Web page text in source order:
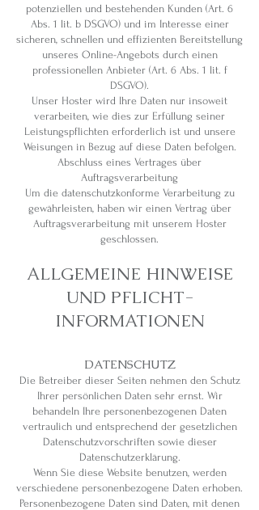
potenziellen und bestehenden Kunden (Art. 6
Abs. 1 lit. b DSGVO) und im Interesse einer
sicheren, schnellen und effizienten Bereitstellung
unseres Online-Angebots durch einen
professionellen Anbieter (Art. 6 Abs. 1 lit. f
DSGVO).
Unser Hoster wird Ihre Daten nur insoweit
verarbeiten, wie dies zur Erfüllung seiner
Leistungspflichten erforderlich ist und unsere
Weisungen in Bezug auf diese Daten befolgen.
Abschluss eines Vertrages über
Auftragsverarbeitung
Um die datenschutzkonforme Verarbeitung zu
gewährleisten, haben wir einen Vertrag über
Auftragsverarbeitung mit unserem Hoster
geschlossen.
ALLGEMEINE HINWEISE
UND PFLICHT­
INFORMATIONEN
DATENSCHUTZ
Die Betreiber dieser Seiten nehmen den Schutz
Ihrer persönlichen Daten sehr ernst. Wir
behandeln Ihre personenbezogenen Daten
vertraulich und entsprechend der gesetzlichen
Datenschutzvorschriften sowie dieser
Datenschutzerklärung.
Wenn Sie diese Website benutzen, werden
verschiedene personenbezogene Daten erhoben.
Personenbezogene Daten sind Daten, mit denen